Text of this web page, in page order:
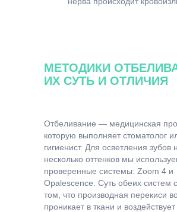
временем окрашивают
МЕТОДИКИ
ИХ СУТЬ И ОТЛИЧИЯ
Отбеливание — медицинская
которую выполняет стоматолог
гигиенист. Для осветления зубов
несколько оттенков мы
проверенные системы: Zoom 4 и
Opalescence. Суть обеих систем
том, что производная перекиси
проникает в ткани и